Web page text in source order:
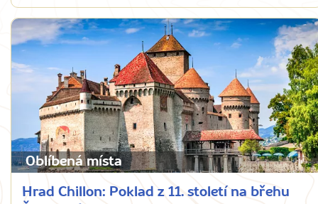
Oblíbená místa
Hrad Chillon: Poklad z 11. století na břehu